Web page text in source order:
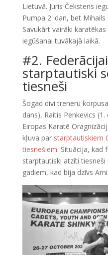
Lietuvā. Juris Čeksteris
Pumpa 2. dan, bet
Savukārt vairāki
iegūšanai tuvākajā laikā.
#2.
starptautiski
tiesneši
Šogad divi treneru
dans), Raitis Penkevics
Eiropas Karatē
kļuva par starptautiskiem
tiesnešiem. Situācija, kad
starptautiski atzīti
gadiem, kad bija dzīvs